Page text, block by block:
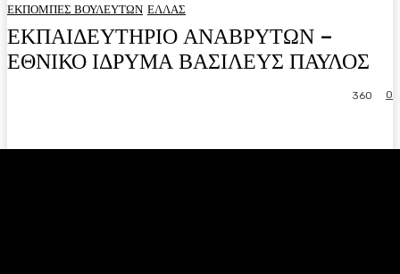
ΕΚΠΟΜΠΕΣ ΒΟΥΛΕΥΤΩΝ ΕΛΛΑΣ
ΕΚΠΑΙΔΕΥΤΗΡΙΟ ΑΝΑΒΡΥΤΩΝ –
ΕΘΝΙΚΟ ΙΔΡΥΜΑ ΒΑΣΙΛΕΥΣ ΠΑΥΛΟΣ
0
360